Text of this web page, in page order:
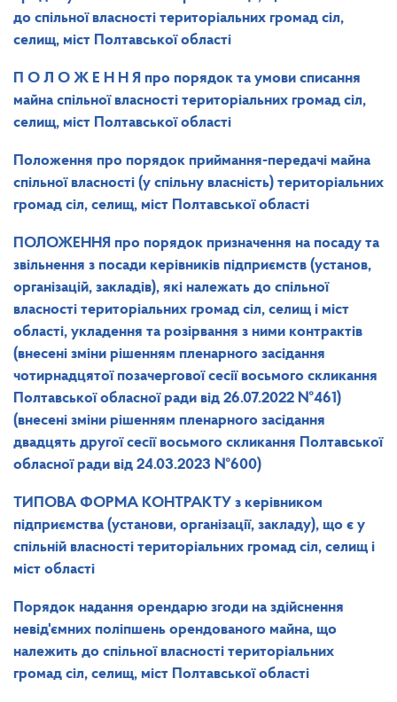
до спільної власності територіальних громад сіл,
селищ, міст Полтавської області
П О Л О Ж Е Н Н Я про порядок та умови списання
майна спільної власності територіальних громад сіл,
селищ, міст Полтавської області
Положення про порядок приймання-передачі майна
спільної власності (у спільну власність) територіальних
громад сіл, селищ, міст Полтавської області
ПОЛОЖЕННЯ про порядок призначення на посаду та
звільнення з посади керівників підприємств (установ,
організацій, закладів), які належать до спільної
власності територіальних громад сіл, селищ і міст
області, укладення та розірвання з ними контрактів
(внесені зміни рішенням пленарного засідання
чотирнадцятої позачергової сесії восьмого скликання
Полтавської обласної ради від 26.07.2022 №461)
(внесені зміни рішенням пленарного засідання
двадцять другої сесії восьмого скликання Полтавської
обласної ради від 24.03.2023 №600)
ТИПОВА ФОРМА КОНТРАКТУ з керівником
підприємства (установи, організації, закладу), що є у
спільній власності територіальних громад сіл, селищ і
міст області
Порядок надання орендарю згоди на здійснення
невід'ємних поліпшень орендованого майна, що
належить до спільної власності територіальних
громад сіл, селищ, міст Полтавської області